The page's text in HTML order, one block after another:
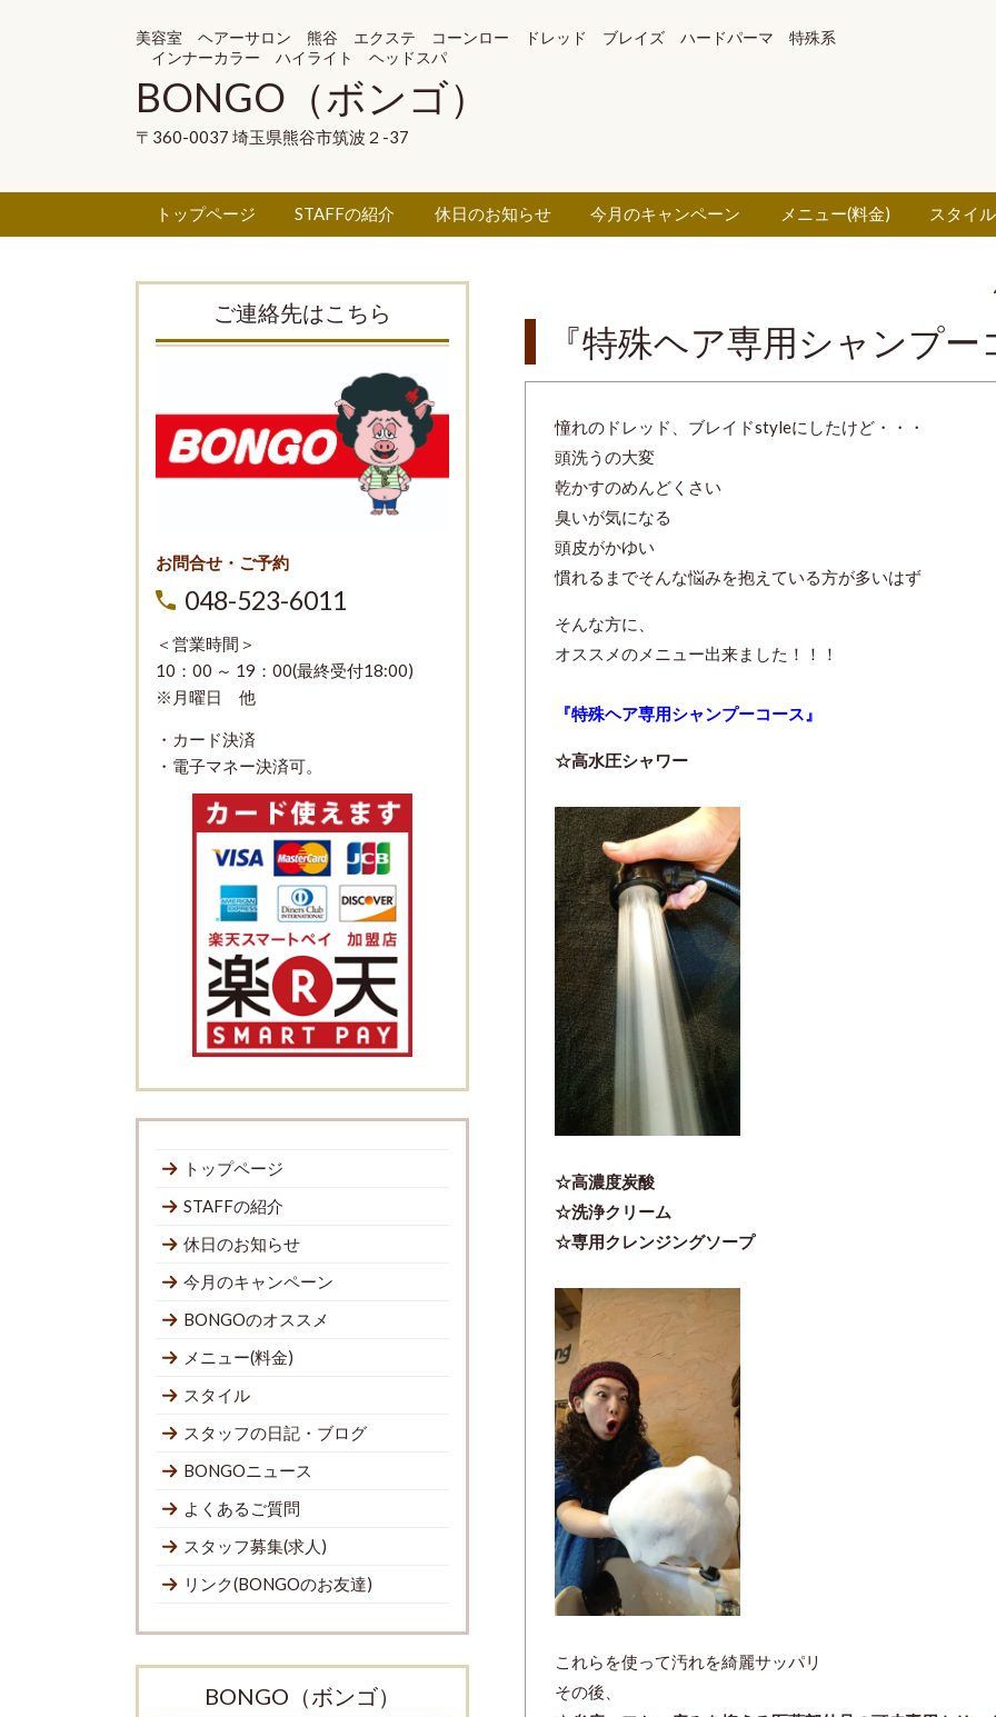
美容室 ヘアーサロン 熊谷 エクステ コーンロー ドレッド ブレイズ ハードパーマ 特殊系
インナーカラー ハイライト ヘッドスパ
BONGO（ボンゴ）
〒360-0037 埼玉県熊谷市筑波２-37
トップページ STAFFの紹介 休日のお知らせ 今月のキャンペーン メニュー(料金) スタイル
『特殊ヘア専用シャンプ
憧れのドレッド、ブレイドstyleにしたけど・・・
頭洗うの大変
乾かすのめんどくさい
臭いが気になる
頭皮がかゆい
慣れるまでそんな悩みを抱えている方が多いはず
そんな方に、
オススメのメニュー出来ました！！！
『特殊ヘア専用シャンプーコース』
☆高水圧シャワー
☆高濃度炭酸
☆洗浄クリーム
☆専用クレンジングソープ
これらを使って汚れを綺麗サッパリ
その後、
ご連絡先はこちら
お問合せ・ご予約
048-523-6011
＜営業時間＞
10：00 ～ 19：00(最終受付18:00)
※月曜日 他
・カード決済
・電子マネー決済可。
トップページ
STAFFの紹介
休日のお知らせ
今月のキャンペーン
BONGOのオススメ
メニュー(料金)
スタイル
スタッフの日記・ブログ
BONGOニュース
よくあるご質問
スタッフ募集(求人)
リンク(BONGOのお友達)
BONGO（ボンゴ）